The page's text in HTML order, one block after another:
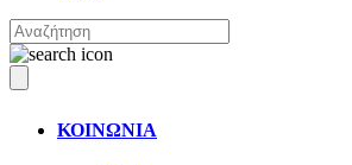
ΚΟΙΝΩΝΙΑ